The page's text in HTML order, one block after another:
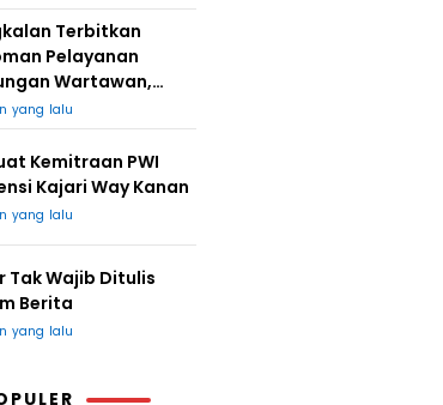
Terbitkan
Pelayanan
Wartawan,
: Bagus Jangan
yang lalu
Kemitraan PWI
Kajari Way Kanan
yang lalu
Tak Wajib Ditulis
Berita
yang lalu